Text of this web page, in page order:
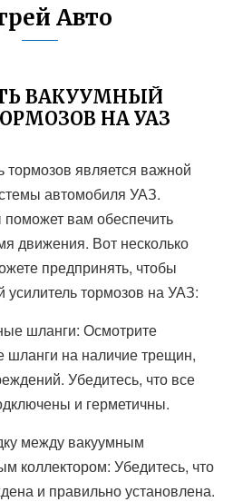
Авто
ВАКУУМНЫЙ
НА УАЗ
тормозов является важной
автомобиля УАЗ.
вам обеспечить
движения. Вот несколько
предпринять, чтобы
усилитель тормозов на УАЗ:
шланги: Осмотрите
шланги на наличие трещин,
Убедитесь, что все
и герметичны.
между вакуумным
коллектором: Убедитесь, что
и правильно установлена.